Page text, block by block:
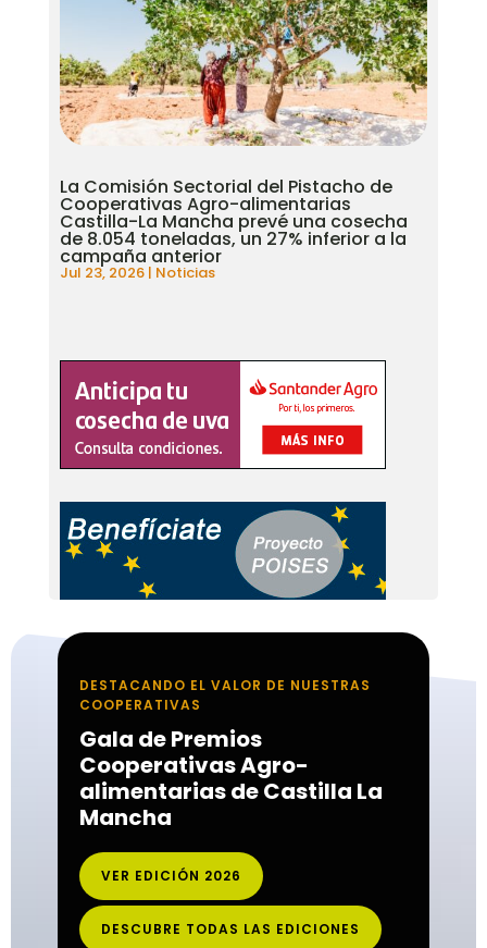
La Comisión Sectorial del Pistacho de
Cooperativas Agro-alimentarias
Castilla-La Mancha prevé una cosecha
de 8.054 toneladas, un 27% inferior a la
campaña anterior
Jul 23, 2026| Noticias
DESTACANDO EL VALOR DE NUESTRAS
COOPERATIVAS
Gala de Premios
Cooperativas Agro-
alimentarias de Castilla La
Mancha
VER EDICIÓN 2026
DESCUBRE TODAS LAS EDICIONES